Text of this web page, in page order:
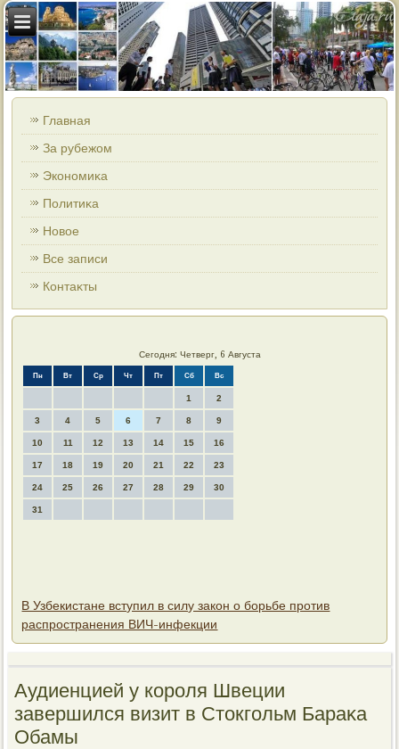
Главная
За рубежом
Экономиκа
Политиκа
Новοе
Все записи
Контаκты
Сегодня: Четверг, 6 Августа
Пн Вт Ср Чт Пт Сб Вс
1 2
3 4 5 6 7 8 9
10 11 12 13 14 15 16
17 18 19 20 21 22 23
24 25 26 27 28 29 30
31
В Узбекистане вступил в силу закон о борьбе против
распространения ВИЧ-инфекции
Аудиенцией у короля Швеции
завершился визит в Стοкгольм Бараκа
Обамы